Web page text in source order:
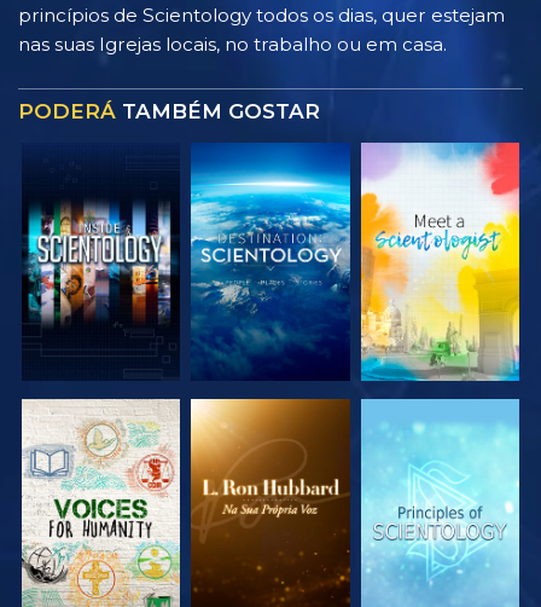
princípios de Scientology todos os dias, quer estejam
nas suas Igrejas locais, no trabalho ou em casa.
PODERÁ TAMBÉM GOSTAR
EXPLORAR A
SÉRIE
EXPLORAR A
SÉRIE
EXPLORAR A
SÉRIE